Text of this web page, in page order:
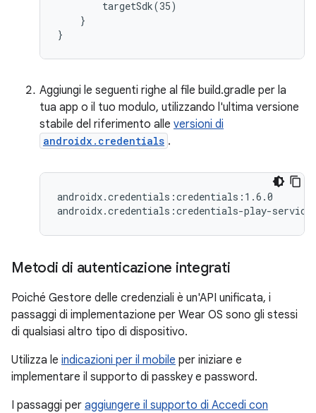
        targetSdk(35)
    }
Aggiungi le seguenti righe al file build.gradle per la
tua app o il tuo modulo, utilizzando l'ultima versione
stabile del riferimento alle versioni di
androidx.credentials .
androidx.credentials:credentials:1.6.0
Metodi di autenticazione integrati
Poiché Gestore delle credenziali è un'API unificata, i
passaggi di implementazione per Wear OS sono gli stessi
di qualsiasi altro tipo di dispositivo.
Utilizza le indicazioni per il mobile per iniziare e
implementare il supporto di passkey e password.
I passaggi per aggiungere il supporto di Accedi con